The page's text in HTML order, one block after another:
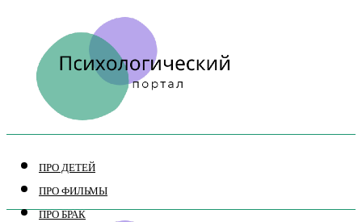
ПРО ДЕТЕЙ
ПРО ФИЛЬМЫ
ПРО БРАК